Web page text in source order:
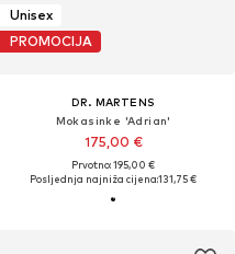
Unisex
PROMOCIJA
DR. MARTENS
Mokasinke 'Adrian'
175,00 €
Prvotno: 195,00 €
Posljednja najniža cijena:131,75 €